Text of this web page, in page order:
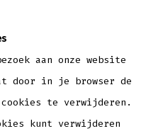
aan onze website
door in je browser de
cookies te verwijderen.
kunt verwijderen